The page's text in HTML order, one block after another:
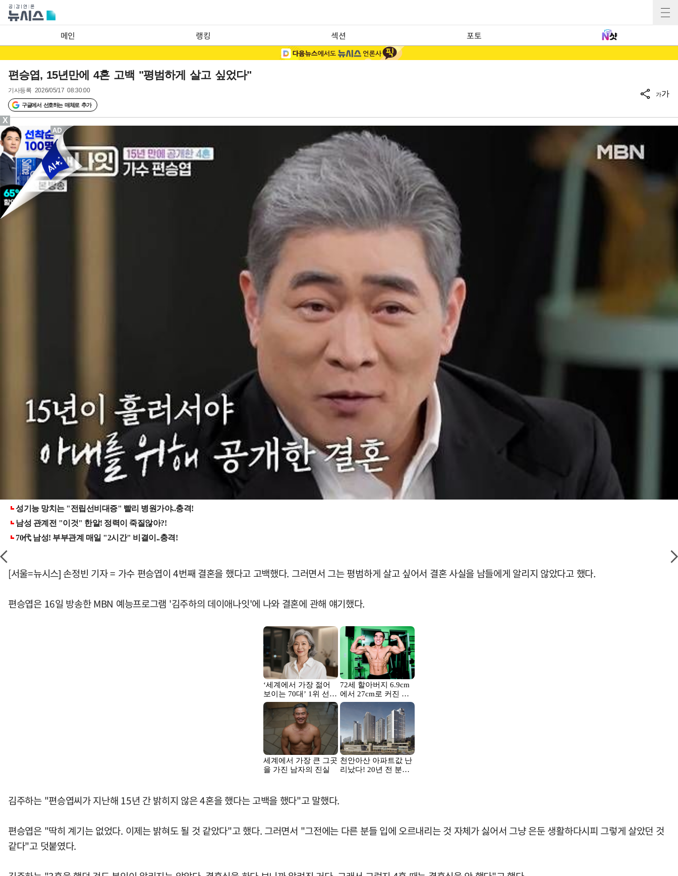
메인 랭킹 섹션 포토
편승엽, 15년만에 4혼 고백 "평범하게 살고 싶었다"
기사등록 2026/05/17 08:30:00
구글에서 선호하는 매체로 추가
가가
[서울=뉴시스] 손정빈 기자 = 가수 편승엽이 4번째 결혼을 했다고 고백했다. 그러면서 그는 평범하게 살고 싶어서 결혼 사실을 남들에게 알리지 않았다고 했다.
편승엽은 16일 방송한 MBN 예능프로그램 '김주하의 데이애나잇'에 나와 결혼에 관해 얘기했다.
김주하는 "편승엽씨가 지난해 15년 간 밝히지 않은 4혼을 했다는 고백을 했다"고 말했다.
편승엽은 "딱히 계기는 없었다. 이제는 밝혀도 될 것 같았다"고 했다. 그러면서 "그전에는 다른 분들 입에 오르내리는 것 자체가 싫어서 그냥 은둔 생활하다시피 그렇게 살았던 것
같다"고 덧붙였다.
X